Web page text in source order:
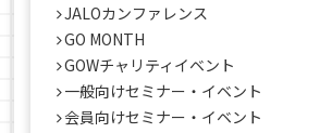
JALOカンファレンス
GO MONTH
GOWチャリティイベント
一般向けセミナー・イベント
会員向けセミナー・イベント